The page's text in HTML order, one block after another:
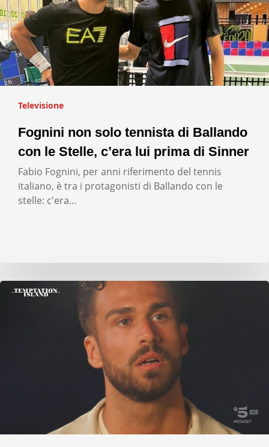
Televisione
Fognini non solo tennista di Ballando
con le Stelle, c’era lui prima di Sinner
Fabio Fognini, per anni riferimento del tennis
italiano, è tra i protagonisti di Ballando con le
stelle: c'era…